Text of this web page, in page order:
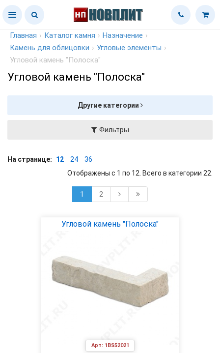
Главная › Каталог камня › Назначение ›
Камень для облицовки › Угловые элементы ›
Угловой камень "Полоска"
Угловой камень "Полоска"
Другие категории
Фильтры
На странице: 12 24
36
Отображены с 1 по 12. Всего в категории 22.
1 2
Арт: 1BS52021
Угловой камень "Полоска"